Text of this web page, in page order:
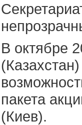
В октябре
пакета
(Киев).